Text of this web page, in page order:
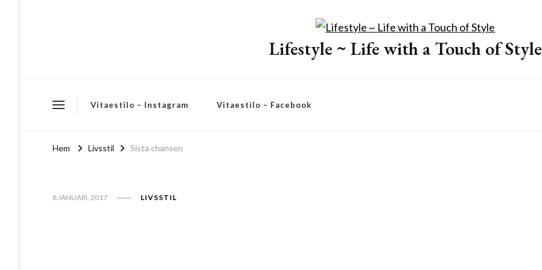
Lifestyle ~ Life with a Touch of Style
Vitaestilo – Instagram Vitaestilo – Facebook
Hem Livsstil Sista chansen
8 JANUARI, 2017 LIVSSTIL